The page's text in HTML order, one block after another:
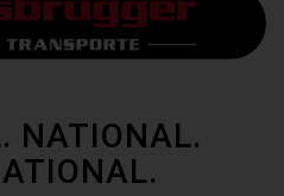
NATIONAL.